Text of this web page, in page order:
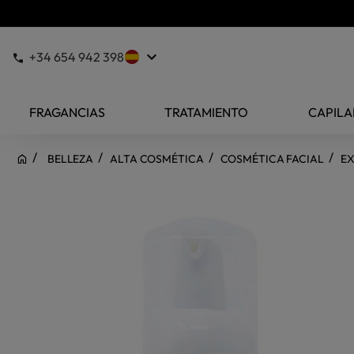
+34 654 942 398 keyboard_arrow_down
FRAGANCIAS TRATAMIENTO
BELLEZA ALTA COSMÉTICA COSMÉTICA FACIAL